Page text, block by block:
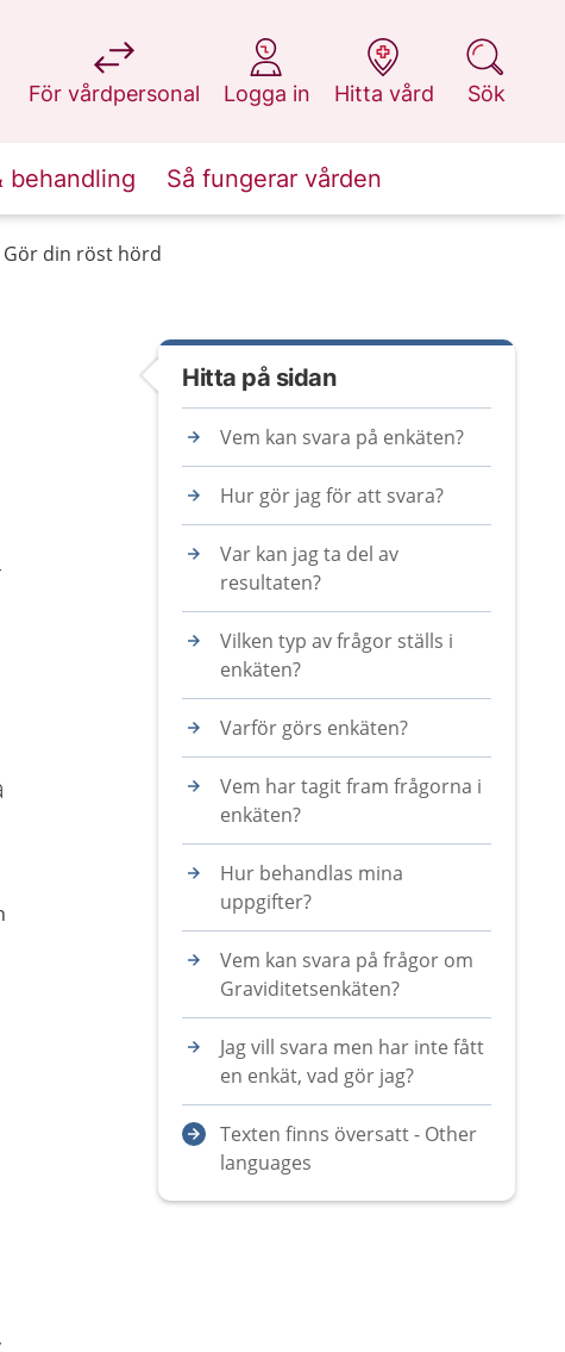
För vårdpersonal
på 1177.se
Logga in
på 1177.se
Hitta vård
på 1177.se
Sök
på 1177.se
behandling Så fungerar vården
din röst hörd
Hitta på sidan
Vem kan svara på enkäten?
Hur gör jag för att svara?
Var kan jag ta del av
resultaten?
Vilken typ av frågor ställs i
enkäten?
Varför görs enkäten?
Vem har tagit fram frågorna i
enkäten?
Hur behandlas mina
uppgifter?
Vem kan svara på frågor om
Graviditetsenkäten?
Jag vill svara men har inte fått
en enkät, vad gör jag?
Texten finns översatt - Other
languages